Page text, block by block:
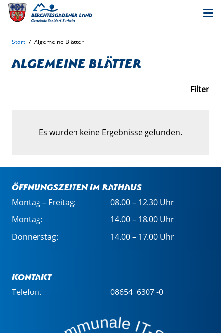
Start / Algemeine Blätter
Algemeine Blätter
Filter
Es wurden keine Ergebnisse gefunden.
Öffnungszeiten im Rathaus
Montag – Freitag:
08.00 – 12.30 Uhr
Montag:
14.00 – 18.00 Uhr
Donnerstag:
14.00 – 17.00 Uhr
Kontakt
Telefon: 08654 6307 -0